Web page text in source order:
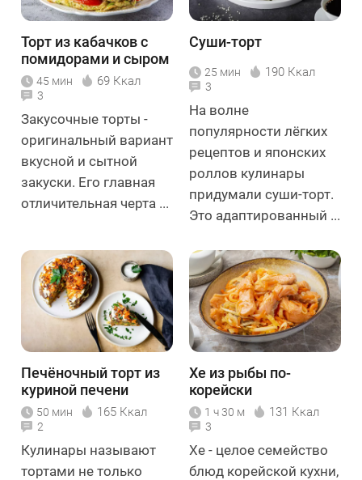
Торт из кабачков с
помидорами и сыром
45 мин 69 Ккал
3
Закусочные торты -
оригинальный вариант
вкусной и сытной
закуски. Его главная
отличительная черта ...
Суши-торт
25 мин 190 Ккал
3
На волне
популярности лёгких
рецептов и японских
роллов кулинары
придумали суши-торт.
Это адаптированный ...
Печёночный торт из
куриной печени
50 мин 165 Ккал
2
Кулинары называют
тортами не только
Хе из рыбы по-
корейски
1 ч 30 м 131 Ккал
3
Хе - целое семейство
блюд корейской кухни,